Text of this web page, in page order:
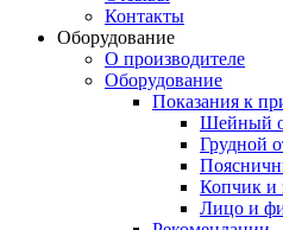
Контакты
Оборудование
О производителе
Оборудование
Показания к
Шейный
Грудной
Копчик и
Лицо и